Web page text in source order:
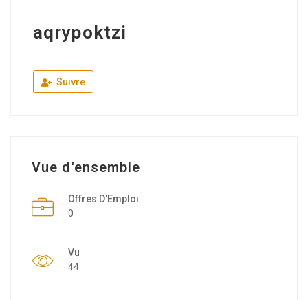
aqrypoktzi
Suivre
Vue d'ensemble
Offres D'Emploi
0
Vu
44